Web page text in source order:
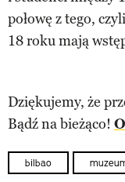
połowę z tego,
18 roku mają
Dziękujemy, że
Bądź na bieżąco!
bilbao